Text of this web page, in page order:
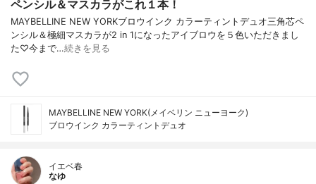
ペンシル＆マスカラがこれ１本！
MAYBELLINE NEW YORKブロウインク カラーティントデュオ三角芯ペ
ンシル＆極細マスカラが2 in 1になったアイブロウを５色いただきまし
た♡今まで…続きを見る
MAYBELLINE NEW YORK(メイベリン ニューヨーク)
ブロウインク カラーティントデュオ
イエベ春
なゆ